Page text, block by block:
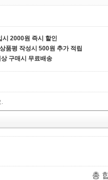
시 2000원 즉시 할인
품평 작성시 500원 추가 적립
구매시 무료배송
.
총